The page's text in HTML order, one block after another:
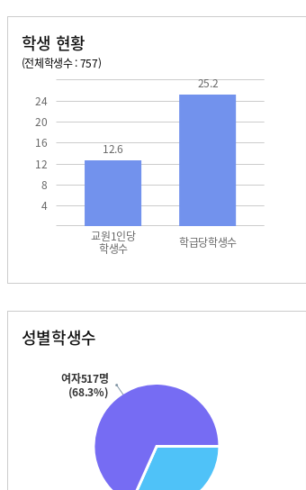
2026. 08. 15 토 ~ 2026. 08. 21 금
08. 15 토 - 여름방학
08. 15 토 - 광복절
08. 16 일 - 여름방학
학생 현황
(전체학생수 : 757)
4
8
12
16
20
24
교원1인당
학생수 학급당학생수
12.6
25.2
성별학생수
여자517명
(68.3%)